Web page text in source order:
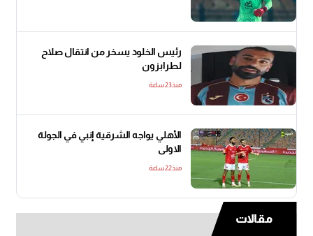
رئيس الخلود يسخر من انتقال صلاح
لطرابزون
منذ23 ساعة
الأهلي يواجه الشرقية إنبي في الجولة
الاولى
منذ22 ساعة
مقالات